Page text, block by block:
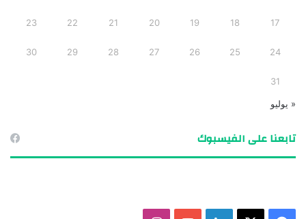
17
18
19
20
21
22
23
24
25
26
27
28
29
30
31
« يوليو
تابعنا على الفيسبوك